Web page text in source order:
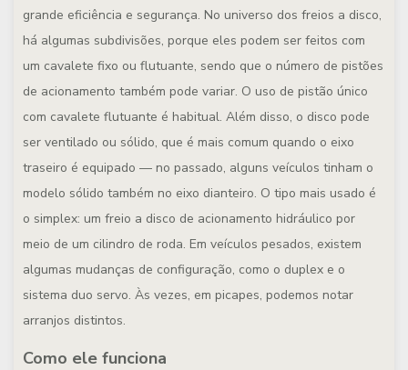
grande eficiência e segurança. No universo dos freios a disco,
há algumas subdivisões, porque eles podem ser feitos com
um cavalete fixo ou flutuante, sendo que o número de pistões
de acionamento também pode variar. O uso de pistão único
com cavalete flutuante é habitual. Além disso, o disco pode
ser ventilado ou sólido, que é mais comum quando o eixo
traseiro é equipado — no passado, alguns veículos tinham o
modelo sólido também no eixo dianteiro. O tipo mais usado é
o simplex: um freio a disco de acionamento hidráulico por
meio de um cilindro de roda. Em veículos pesados, existem
algumas mudanças de configuração, como o duplex e o
sistema duo servo. Às vezes, em picapes, podemos notar
arranjos distintos.
Como ele funciona